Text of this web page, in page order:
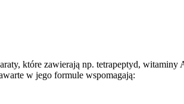
które zawierają np. tetrapeptyd, witaminy
w jego formule wspomagają: